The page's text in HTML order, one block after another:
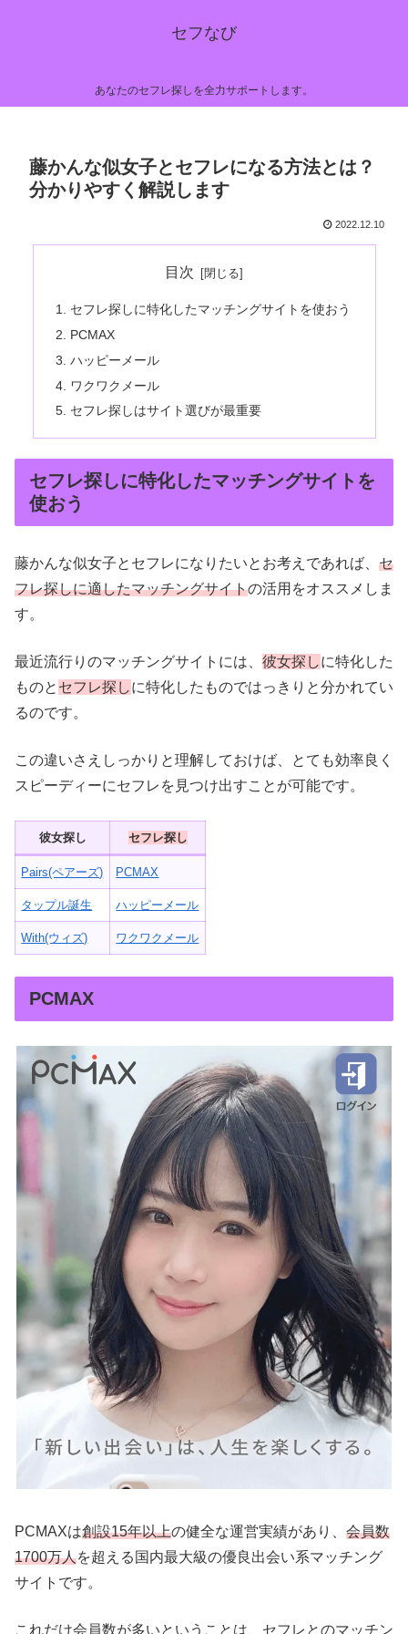
セフなび
あなたのセフレ探しを全力サポートします。
藤かんな似女子とセフレになる方法とは？
分かりやすく解説します
2022.12.10
目次
セフレ探しに特化したマッチングサイトを使おう
PCMAX
ハッピーメール
ワクワクメール
セフレ探しはサイト選びが最重要
セフレ探しに特化したマッチングサイトを
使おう
藤かんな似女子とセフレになりたいとお考えであれば、 セ
フレ探しに適したマッチングサイトの活用をオススメしま
す。
最近流行りのマッチングサイトには、 彼女探しに特化した
ものと セフレ探しに特化したものではっきりと分かれてい
るのです。
この違いさえしっかりと理解しておけば、とても効率良く
スピーディーにセフレを見つけ出すことが可能です。
彼女探し セフレ探し
Pairs(ペアーズ) PCMAX
タップル誕生 ハッピーメール
With(ウィズ) ワクワクメール
PCMAX
PCMAXは創設15年以上の健全な運営実績があり、 会員数
1700万人を超える国内最大級の優良出会い系マッチング
サイトです。
これだけ会員数が多いということは、セフレとのマッチン